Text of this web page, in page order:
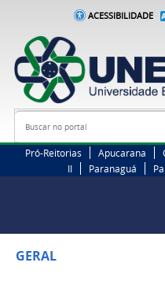
ACESSIBILIDADE
Busca
Pró-Reitorias Apucarana
II
Paranaguá
GERAL